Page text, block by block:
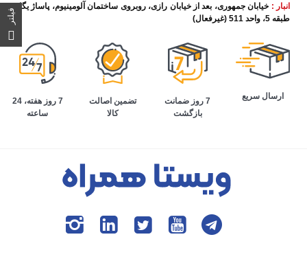
انبار : خیابان جمهوری، بعد از خیابان رازی، روبروی ساختمان آلومینیوم، پاساژ یگانه،
طبقه 5، واحد 511 (غیرفعال)
ارسال سریع
7 روز ضمانت
بازگشت
تضمین اصالت
کالا
7 روز هفته، 24
ساعته
فیلتر